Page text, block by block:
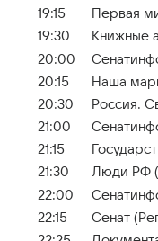
19:15
Первая
19:30
Книжные
20:00
20:15
Наша
20:30
Россия.
21:00
21:15
21:30
Люди РФ
22:00
22:15
Сенат